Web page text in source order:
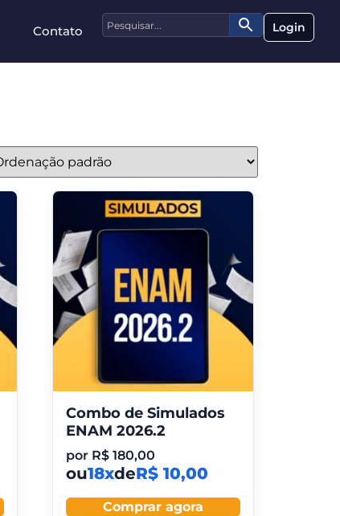
Contato Login
Combo de Simulados
ENAM 2026.2
por R$ 180,00
ou18xdeR$ 10,00
Comprar agora